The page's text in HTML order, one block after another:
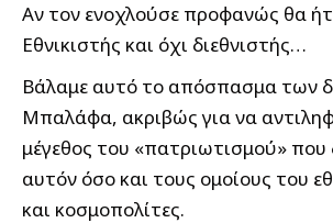
Αν τον ενοχλούσε προφανώς θα
Εθνικιστής και όχι διεθνιστής…
Βάλαμε αυτό το απόσπασμα των
Μπαλάφα, ακριβώς για να
μέγεθος του «πατριωτισμού» που
αυτόν όσο και τους ομοίους του
και κοσμοπολίτες.